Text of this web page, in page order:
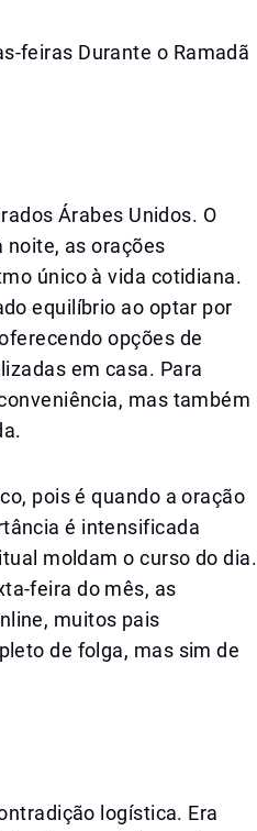
feiras Durante o Ramadã
Árabes Unidos. O
noite, as orações
único à vida cotidiana.
equilíbrio ao optar por
opções de
em casa. Para
mas também
pois é quando a oração
é intensificada
moldam o curso do dia.
feira do mês, as
muitos pais
de folga, mas sim de
logística. Era